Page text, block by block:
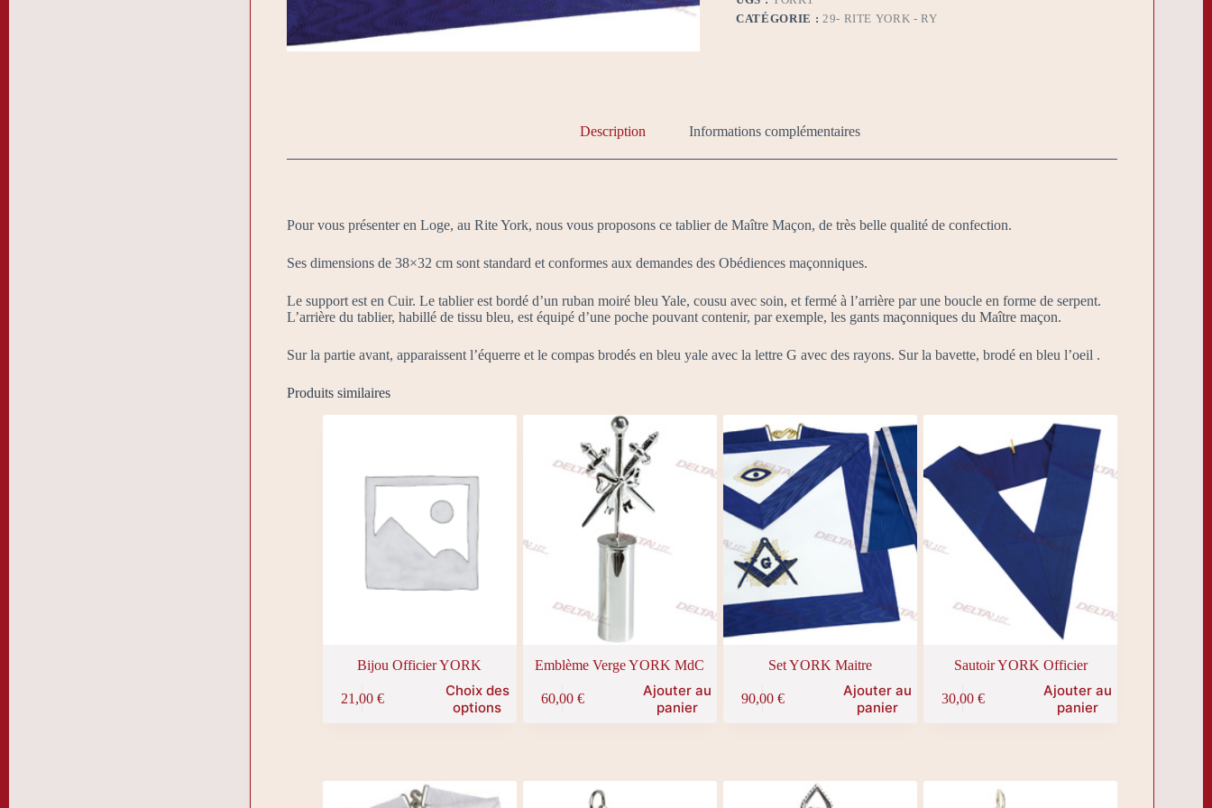
CATÉGORIE : 29- RITE YORK - RY
Description Informations complémentaires
Pour vous présenter en Loge, au Rite York, nous vous proposons ce tablier de Maître Maçon, de très belle qualité de confection.
Ses dimensions de 38×32 cm sont standard et conformes aux demandes des Obédiences maçonniques.
Le support est en Cuir. Le tablier est bordé d’un ruban moiré bleu Yale, cousu avec soin, et fermé à l’arrière par une boucle en forme de serpent.
L’arrière du tablier, habillé de tissu bleu, est équipé d’une poche pouvant contenir, par exemple, les gants maçonniques du Maître maçon.
Sur la partie avant, apparaissent l’équerre et le compas brodés en bleu yale avec la lettre G avec des rayons. Sur la bavette, brodé en bleu l’oeil .
Produits similaires
Bijou Officier YORK
21,00 €
Choix des
options
produit
options
Emblème Verge YORK MdC
60,00 €
Ajouter au
panier
Set YORK Maitre
90,00 €
Ajouter au
panier
Sautoir YORK Officier
30,00 €
Ajouter au
panier